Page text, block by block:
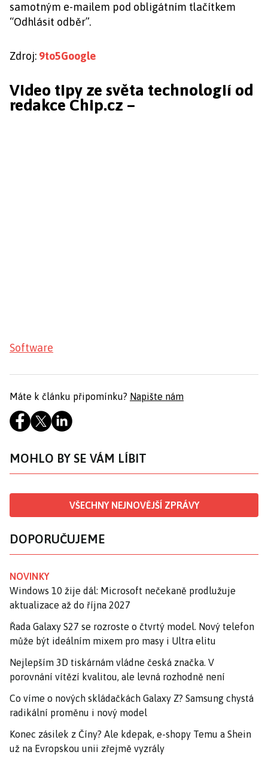
samotným e-mailem pod obligátním tlačítkem
“Odhlásit odběr”.
Zdroj: 9to5Google
Video tipy ze světa technologií od
redakce Chip.cz –
Software
Máte k článku připomínku? Napište nám
MOHLO BY SE VÁM LÍBIT
VŠECHNY NEJNOVĚJŠÍ ZPRÁVY
DOPORUČUJEME
NOVINKY
Windows 10 žije dál: Microsoft nečekaně prodlužuje
aktualizace až do října 2027
Řada Galaxy S27 se rozroste o čtvrtý model. Nový telefon
může být ideálním mixem pro masy i Ultra elitu
Nejlepším 3D tiskárnám vládne česká značka. V
porovnání vítězí kvalitou, ale levná rozhodně není
Co víme o nových skládačkách Galaxy Z? Samsung chystá
radikální proměnu i nový model
Konec zásilek z Číny? Ale kdepak, e-shopy Temu a Shein
už na Evropskou unii zřejmě vyzrály